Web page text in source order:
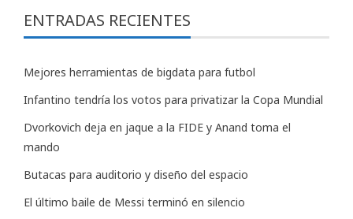
ENTRADAS RECIENTES
Mejores herramientas de bigdata para futbol
Infantino tendría los votos para privatizar la Copa Mundial
Dvorkovich deja en jaque a la FIDE y Anand toma el
mando
Butacas para auditorio y diseño del espacio
El último baile de Messi terminó en silencio